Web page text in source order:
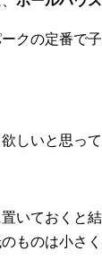
クの定番で
しいと思っ
いておくと
ものは小さ